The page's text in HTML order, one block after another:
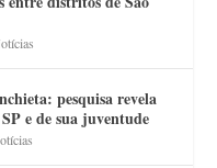
pesquisa revela
e de sua juventude